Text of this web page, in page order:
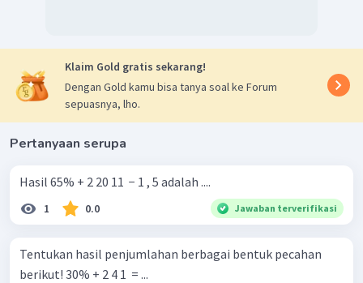
Klaim Gold gratis sekarang!
Dengan Gold kamu bisa tanya soal ke Forum
sepuasnya, lho.
Pertanyaan serupa
Hasil 65% + 2 20 11 ​ − 1 , 5 adalah ....
1 0.0 Jawaban terverifikasi
Tentukan hasil penjumlahan berbagai bentuk pecahan
berikut! 30% + 2 4 1 ​ = ...